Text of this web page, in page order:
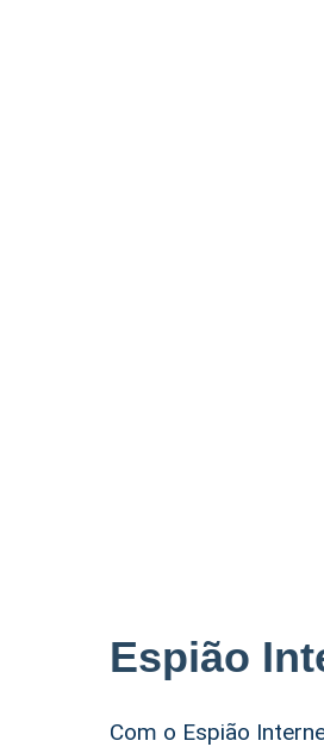
Espião
Com o Espião